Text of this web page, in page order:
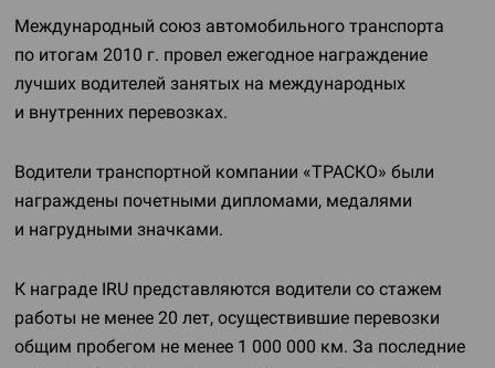
Международный союз автомобильного транспорта
по итогам 2010 г. провел ежегодное награждение
лучших водителей занятых на международных
и внутренних перевозках.
Водители транспортной компании «ТРАСКО» были
награждены почетными дипломами, медалями
и нагрудными значками.
К награде IRU представляются водители со стажем
работы не менее 20 лет, осуществившие перевозки
общим пробегом не менее 1 000 000 км. За последние